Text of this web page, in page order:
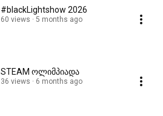
#blackLightshow 2026
60 views 5 months ago
STEAM ოლიმპიადა
36 views 6 months ago